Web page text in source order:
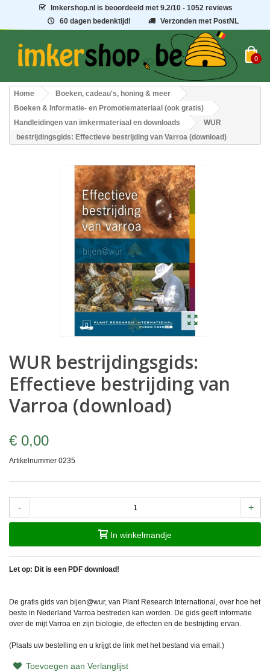
Imkershop.nl is beoordeeld met9.2/10 - 1052 reviews
60 dagen bedenktijd!
Verzonden met PostNL
0
Home
Boeken, cadeau's, honing & meer
Boeken & Informatie- en Promotiemateriaal (ook gratis)
Handleidingen van imkermateriaal en downloads
WUR
bestrijdingsgids: Effectieve bestrijding van Varroa (download)
WUR bestrijdingsgids:
Effectieve bestrijding van
Varroa (download)
€ 0,00
Artikelnummer 0235
- +
In winkelmandje
Let op: Dit is een PDF download!
De gratis gids van bijen@wur, van Plant Research International, over hoe het
beste in Nederland Varroa bestreden kan worden. De gids geeft informatie
over de mijt Varroa en zijn biologie, de effecten en de bestrijding ervan.
(Plaats uw bestelling en u krijgt de link met het bestand via email.)
Toevoegen aan Verlanglijst